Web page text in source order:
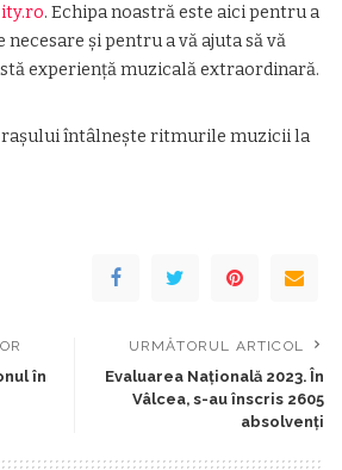
. Echipa noastră este aici pentru a
și pentru a vă ajuta să vă
experiență muzicală extraordinară.
întâlnește ritmurile muzicii la
în
URMĂTORUL ARTICOL
Evaluarea Națională 2023. În
Vâlcea, s-au înscris 2605
absolvenți